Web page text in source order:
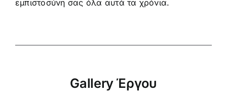
εμπιστοσύνη σας όλα αυτά τα χρόνια.
Gallery Έργου